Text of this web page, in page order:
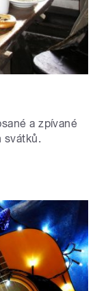
a zpívané
svátků.